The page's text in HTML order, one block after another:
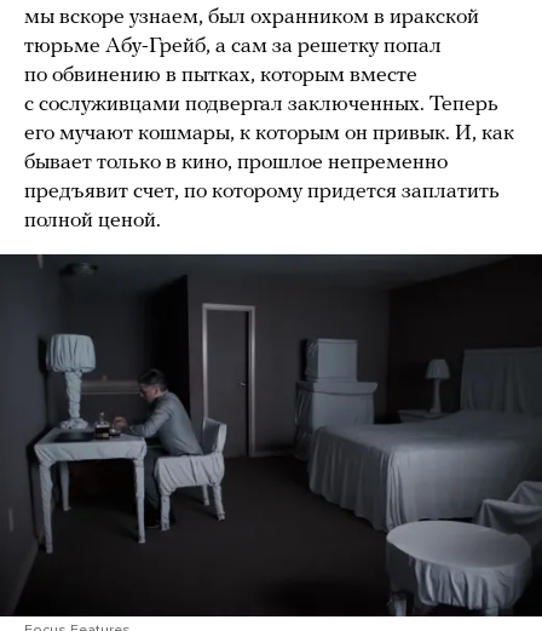
мы вскоре узнаем, был охранником в иракской
тюрьме Абу-Грейб, а сам за решетку попал
по обвинению в пытках, которым вместе
с сослуживцами подвергал заключенных. Теперь
его мучают кошмары, к которым он привык. И, как
бывает только в кино, прошлое непременно
предъявит счет, по которому придется заплатить
полной ценой.